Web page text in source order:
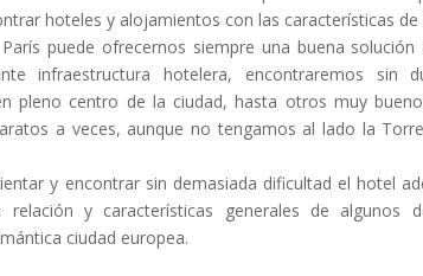
hoteles y alojamientos con las características
puede ofrecernos siempre una buena
infraestructura hotelera, encontraremos sin
pleno centro de la ciudad, hasta otros muy
a veces, aunque no tengamos al lado la
y encontrar sin demasiada dificultad el hotel
relación y características generales de algunos
ciudad europea.